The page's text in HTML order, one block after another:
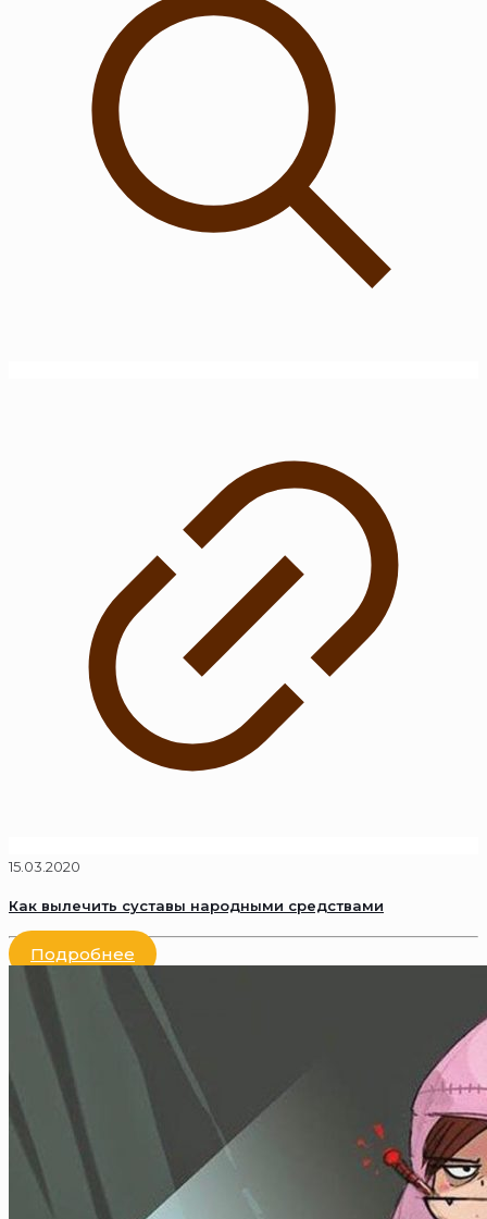
15.03.2020
Как вылечить суставы народными средствами
Подробнее